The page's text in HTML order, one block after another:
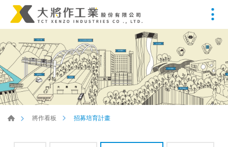
將作看板 招募培育計畫